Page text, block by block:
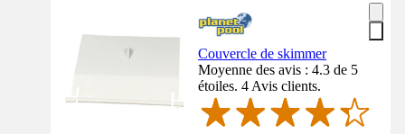
Couvercle de skimmer
Moyenne des avis : 4.3 de 5
étoiles. 4 Avis clients.